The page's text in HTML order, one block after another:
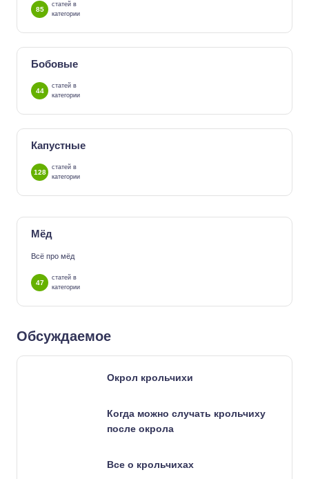
85
статей в
категории
Бобовые
44
статей в
категории
Капустные
128
статей в
категории
Мёд
Всё про мёд
47
статей в
категории
Обсуждаемое
Окрол крольчихи
Когда можно случать крольчиху
после окрола
Все о крольчихах